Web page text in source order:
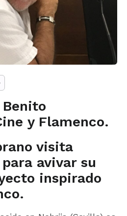
y Flamenco.
visita
avivar su
inspirado